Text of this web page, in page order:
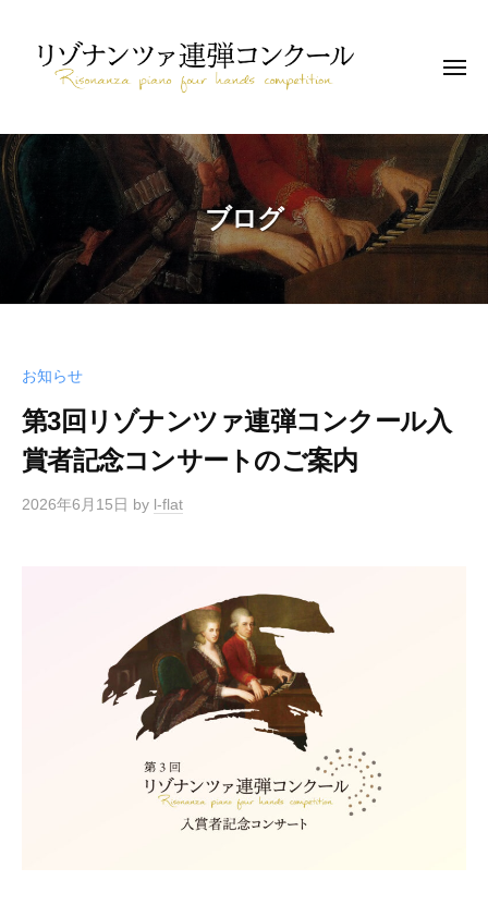
ツ
へ
ス
リ
ナ
ン
ツ
コ
ン
ク
ー
ル
連
化
た
ノ
コ
ン
ク
ル
メ
ー
ブログ
お知らせ
第3回リゾナンツァ連弾コンクール入
賞者記念コンサートのご案内
2026年6月15日 by l-flat
ナ
連
コ
ン
ル